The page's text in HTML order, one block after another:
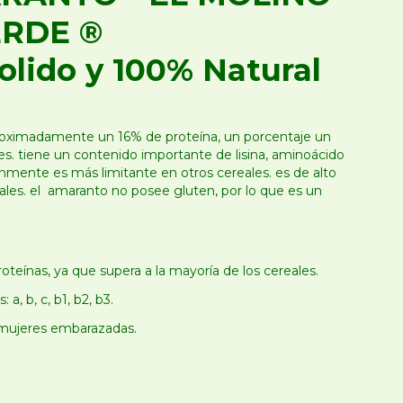
®
y 100% Natural
un 16% de proteína, un porcentaje un
tiene un contenido importante de lisina, aminoácido
es más limitante en otros cereales. es de alto
el amaranto no posee gluten, por lo que es un
ya que supera a la mayoría de los cereales.
b, c, b1, b2, b3.
embarazadas.